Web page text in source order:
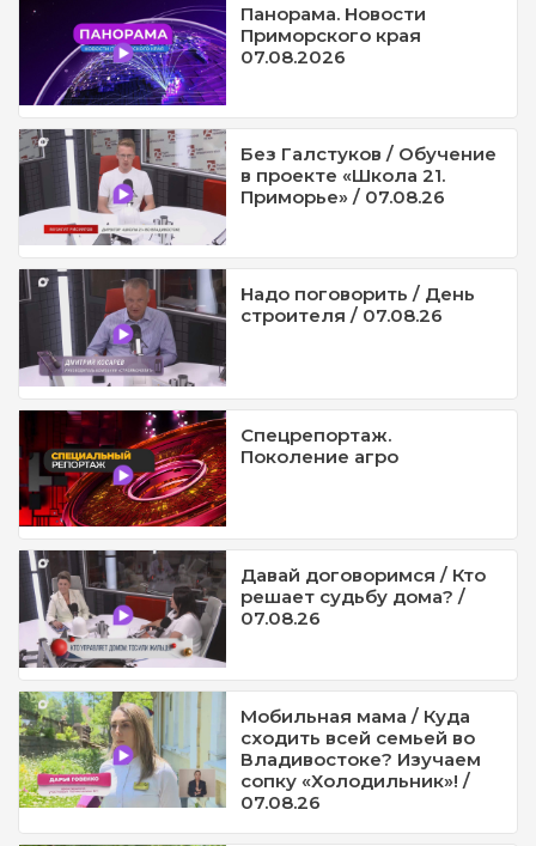
Панорама. Новости
Приморского края
07.08.2026
Без Галстуков / Обучение
в проекте «Школа 21.
Приморье» / 07.08.26
Надо поговорить / День
строителя / 07.08.26
Спецрепортаж.
Поколение агро
Давай договоримся / Кто
решает судьбу дома? /
07.08.26
Мобильная мама / Куда
сходить всей семьей во
Владивостоке? Изучаем
сопку «Холодильник»! /
07.08.26